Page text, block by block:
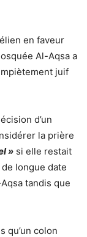
en faveur
Al-Aqsa a
juif
d’un
la prière
» si elle restait
longue date
tandis que
qu’un colon